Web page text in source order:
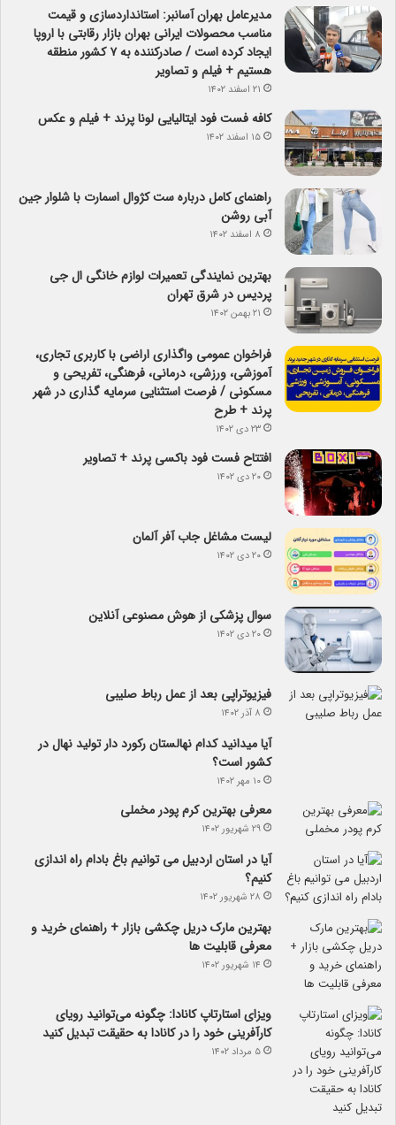
مدیرعامل بهران آسانبر: استانداردسازی و قیمت
مناسب محصولات ایرانی بهران بازار رقابتی با اروپا
ایجاد کرده است / صادرکننده به ۷ کشور منطقه
هستیم + فیلم و تصاویر
۲۱ اسفند ۱۴۰۲
کافه فست فود ایتالیایی لونا پرند + فیلم و عکس
۱۵ اسفند ۱۴۰۲
راهنمای کامل درباره ست کژوال اسمارت با شلوار جین
آبی روشن
۸ اسفند ۱۴۰۲
بهترین نمایندگی تعمیرات لوازم خانگی ال جی
پردیس در شرق تهران
۲۱ بهمن ۱۴۰۲
فراخوان عمومی واگذاری اراضی با کاربری تجاری،
آموزشی، ورزشی، درمانی، فرهنگی، تفریحی و
مسکونی / فرصت استثنایی سرمایه گذاری در شهر
پرند + طرح
۲۳ دی ۱۴۰۲
افتتاح فست فود باکسی پرند + تصاویر
۲۰ دی ۱۴۰۲
لیست مشاغل جاب آفر آلمان
۲۰ دی ۱۴۰۲
سوال پزشکی از هوش مصنوعی آنلاین
۲۰ دی ۱۴۰۲
فیزیوتراپی بعد از عمل رباط صلیبی
۸ آذر ۱۴۰۲
آیا می­دانید کدام نهالستان رکورد دار تولید نهال­ در
کشور است؟
۱۰ مهر ۱۴۰۲
معرفی بهترین کرم پودر مخملی
۲۹ شهریور ۱۴۰۲
آیا در استان اردبیل می توانیم باغ بادام راه اندازی
کنیم؟
۲۸ شهریور ۱۴۰۲
بهترین مارک دریل چکشی بازار + راهنمای خرید و
معرفی قابلیت ها
۱۴ شهریور ۱۴۰۲
ویزای استارتاپ کانادا: چگونه می‌توانید رویای
کارآفرینی خود را در کانادا به حقیقت تبدیل کنید
۵ مرداد ۱۴۰۲